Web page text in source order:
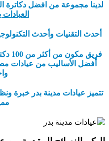
لدينا مجموعة من افضل دكاترة
العيادات
أحدث التقنيات وأحدث
أفضل الأساليب من عيادات
تتميز عيادات مدينة بدر خبرة